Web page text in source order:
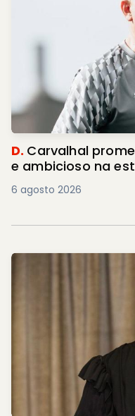
D. Carvalhal
e ambicioso na
6 agosto 2026